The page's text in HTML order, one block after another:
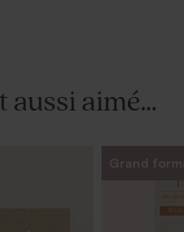
aussi aimé...
Grand